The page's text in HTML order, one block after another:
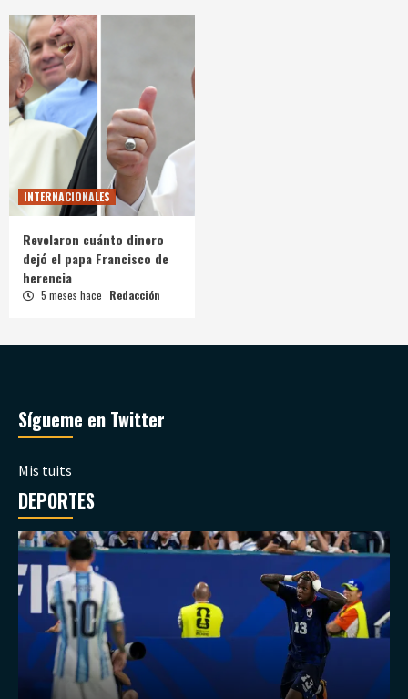
INTERNACIONALES
Revelaron cuánto dinero
dejó el papa Francisco de
herencia
5 meses hace Redacción
Sígueme en Twitter
Mis tuits
DEPORTES